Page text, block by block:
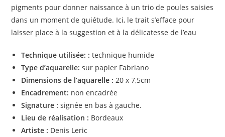
pigments pour donner naissance à un trio de poules saisies
dans un moment de quiétude. Ici, le trait s’efface pour
laisser place à la suggestion et à la délicatesse de l’eau
Technique utilisée: : technique humide
Type d’aquarelle: sur papier Fabriano
Dimensions de l’aquarelle : 20 x 7,5cm
Encadrement: non encadrée
Signature : signée en bas à gauche.
Lieu de réalisation : Bordeaux
Artiste : Denis Leric